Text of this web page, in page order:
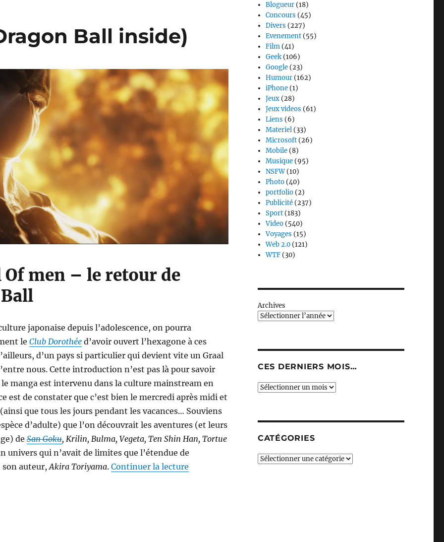
Ball inside)
Of men – le retour de
japonaise depuis l’adolescence, on pourra
le Club Dorothéed’avoir ouvert l’hexagone à ces
d’un pays si particulier qui devient vite un Graal
nous. Cette introduction n’est pas là pour savoir
manga est intervenu dans la culture mainstream en
est de constater que c’est bien le mercredi après midi et
que tous les jours pendant les vacances… Souviens
d’adulte) que l’on découvrait les aventures (et leurs
de San Goku, Krilin, Bulma, Vegeta, Ten Shin Han, Tortue
univers qui n’avait de limites que l’étendue de
auteur, Akira Toriyama. Continuer la lecturede « The Fall Of Men (Dragon Ball inside) »
Blogueur (18)
Concours (45)
Divers (227)
Evenement (55)
Film (41)
Geek (106)
Google (23)
Humour (162)
iPhone (1)
Jeux (28)
Jeux videos (61)
Liens (6)
Materiel (33)
Microsoft (26)
Mobile (8)
Musique (95)
NSFW(10)
Photo (40)
portfolio (2)
Publicité (237)
Sport (183)
Video (540)
Voyages (15)
Web 2.0 (121)
WTF (30)
Archives
CES DERNIERS MOIS…
Ces
CATÉGORIES
Catégories